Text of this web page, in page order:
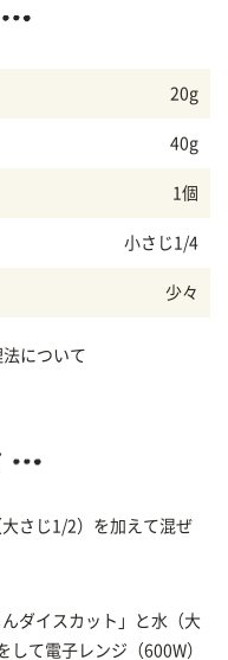
20g
40g
1個
小さじ1/4
少々
について
さじ1/2）を加えて混ぜ
ダイスカット」と水（大
して電子レンジ（600W）